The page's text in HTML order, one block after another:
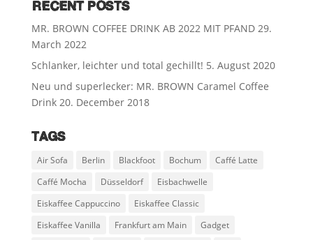
RECENT POSTS
MR. BROWN COFFEE DRINK AB 2022 MIT PFAND 29.
March 2022
Schlanker, leichter und total gechillt! 5. August 2020
Neu und superlecker: MR. BROWN Caramel Coffee
Drink 20. December 2018
TAGS
Air Sofa Berlin Blackfoot Bochum
Caffé Latte
Caffé Mocha
Düsseldorf
Eisbachwelle
Eiskaffee Cappuccino
Eiskaffee Classic
Eiskaffee Vanilla
Frankfurt am Main
Gadget